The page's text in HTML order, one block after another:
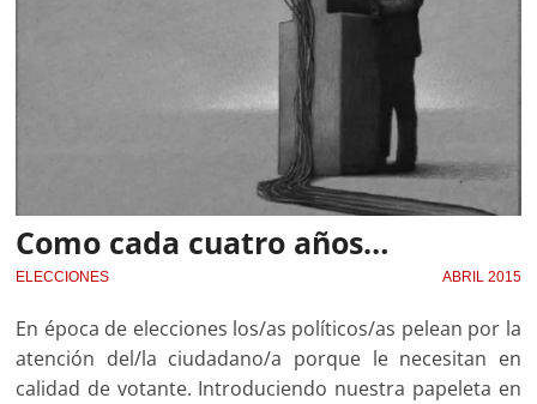
Como cada cuatro años…
ELECCIONES ABRIL 2015
En época de elecciones los/as políticos/as pelean por la
atención del/la ciudadano/a porque le necesitan en
calidad de votante. Introduciendo nuestra papeleta en